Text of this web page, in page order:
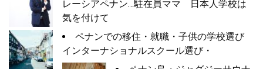
レーシアペナン…駐在員ママ 日本人学校は
気を付けて
ペナンでの移住・就職・子供の学校選び
インターナショナルスクール選び・